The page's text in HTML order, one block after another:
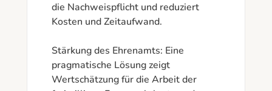
die Nachweispflicht und reduziert
Kosten und Zeitaufwand.
Stärkung des Ehrenamts: Eine
pragmatische Lösung zeigt
Wertschätzung für die Arbeit der